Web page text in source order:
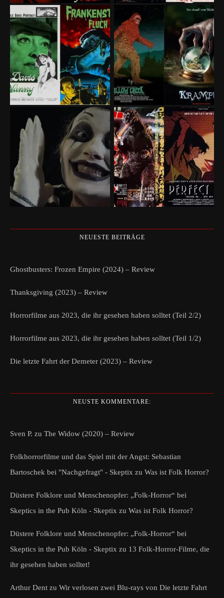
NEUESTE BEITRÄGE
Ghostbusters: Frozen Empire (2024) – Review
Thanksgiving (2023) – Review
Horrorfilme aus 2023, die ihr gesehen haben solltet (Teil 2/2)
Horrorfilme aus 2023, die ihr gesehen haben solltet (Teil 1/2)
Die letzte Fahrt der Demeter (2023) – Review
NEUSTE KOMMENTARE:
Sven P. zu The Widow (2020) – Review
Folkhorrorfilme und das Spiel mit der Angst: Sebastian
Bartoschek bei "Nachgefragt" - Skeptix zu Was ist Folk Horror?
Düstere Folklore und Menschenopfer: „Folk-Horror“ bei
Skeptics in the Pub Köln - Skeptix zu Was ist Folk Horror?
Düstere Folklore und Menschenopfer: „Folk-Horror“ bei
Skeptics in the Pub Köln - Skeptix zu 13 Folk-Horror-Filme, die
ihr gesehen haben solltet!
Arthur Dent zu Wir verlosen zwei Blu-rays von Die letzte Fahrt